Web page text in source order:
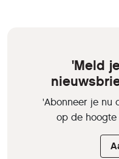
'Meld
'Abonneer je nu
op de hoogte